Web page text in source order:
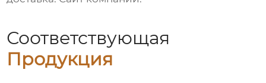
Соответствующая
Продукция